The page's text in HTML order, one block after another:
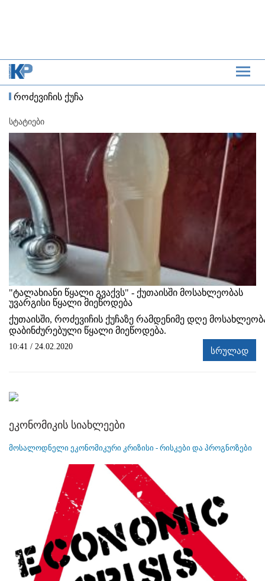
როძევიჩის ქუჩა
სტატიები
"ტალახიანი წყალი გვაქვს" - ქუთაისში მოსახლეობას
უვარგისი წყალი მიეწოდება
ქუთაისში, როძევიჩის ქუჩაზე რამდენიმე დღე
დაბინძურებული წყალი მიეწოდება.
10:41 / 24.02.2020 სრულად
ეკონომიკის სიახლეები
მოსალოდნელი ეკონომიკური კრიზისი - რისკები და პროგნოზები